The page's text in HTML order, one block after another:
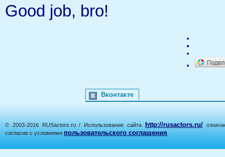
Good job, bro!
Вконтакте
© 2003-2016 RUSactors.ru / Использование сайта http://rusactors.ru/
согласие с условиями пользовательского соглашения